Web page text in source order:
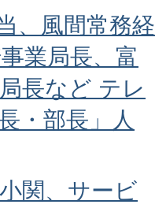
、風間常務経
業局長、富
長など テレ
・部長」人
関、サービ